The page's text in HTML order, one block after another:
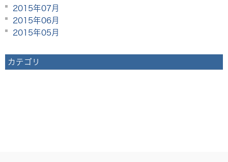
2015年07月
2015年06月
2015年05月
カテゴリ